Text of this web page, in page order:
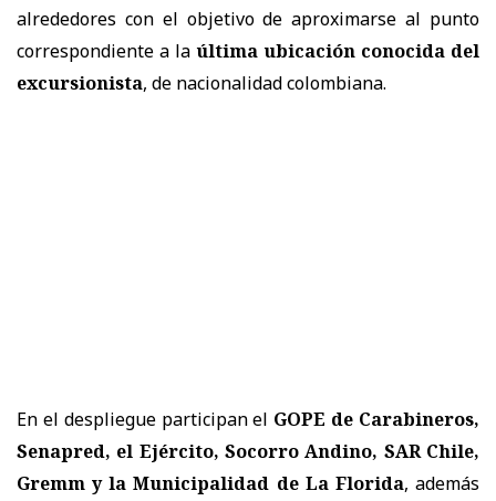
alrededores con el objetivo de aproximarse al punto
correspondiente a la última ubicación conocida del
excursionista, de nacionalidad colombiana.
En el despliegue participan el GOPE de Carabineros,
Senapred, el Ejército, Socorro Andino, SAR Chile,
Gremm y la Municipalidad de La Florida, además